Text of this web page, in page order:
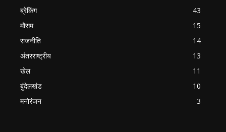
ब्रेकिंग
43
मौसम
15
राजनीति
14
अंतरराष्ट्रीय
13
खेल
11
बुंदेलखंड
10
मनोरंजन
3